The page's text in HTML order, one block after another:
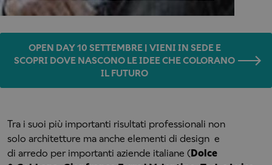
OPEN DAY 10 SETTEMBRE | VIENI IN SEDE E
SCOPRI DOVE NASCONO LE IDEE CHE COLORANO
IL FUTURO
Tra i suoi più importanti risultati professionali non
solo architetture ma anche elementi di design e
di arredo per importanti aziende italiane (Dolce